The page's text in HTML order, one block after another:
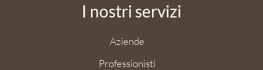
I nostri servizi
Aziende
Professionisti